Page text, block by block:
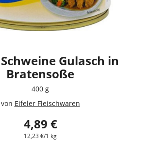
Gulasch in
Bratensoße
400 g
von Eifeler Fleischwaren
4,89 €
12,23 €/1 kg